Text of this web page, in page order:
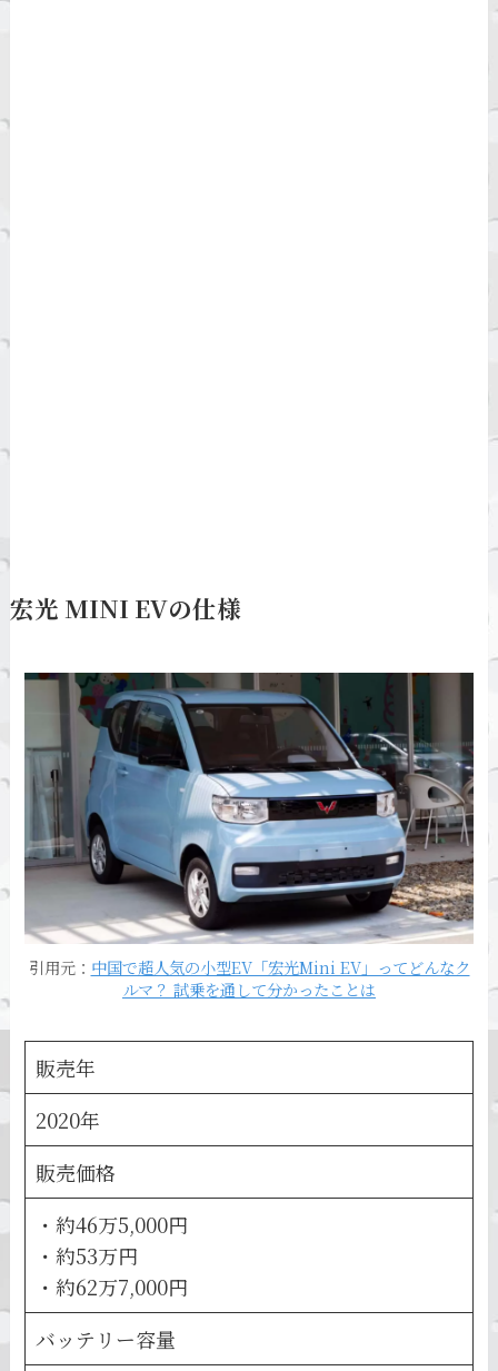
宏光 MINI EVの仕様
引用元： 中国で超人気の小型EV「宏光Mini EV」ってどんなク
ルマ？ 試乗を通して分かったことは
販売年
2020年
販売価格
・約46万5,000円
・約53万円
・約62万7,000円
バッテリー容量